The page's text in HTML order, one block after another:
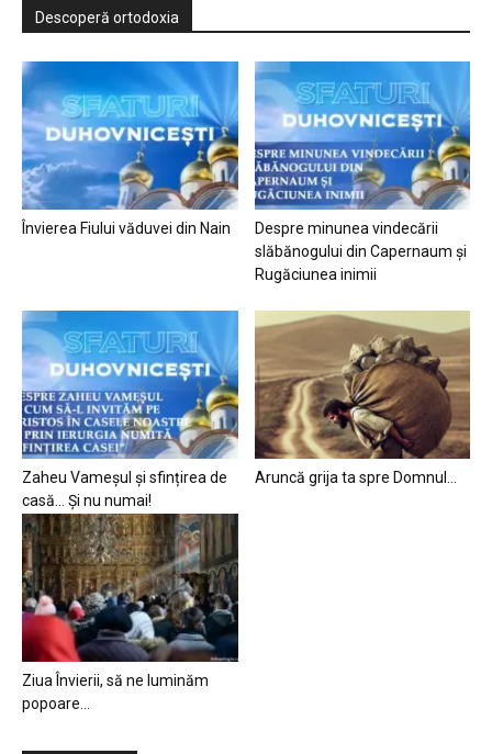
Descoperă ortodoxia
Învierea Fiului văduvei din Nain
Despre minunea vindecării
slăbănogului din Capernaum și
Rugăciunea inimii
Zaheu Vameșul și sfințirea de
casă… Și nu numai!
Aruncă grija ta spre Domnul…
Ziua Învierii, să ne luminăm
popoare…